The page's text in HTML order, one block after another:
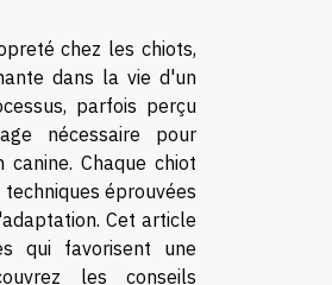
chez les chiots,
dans la vie d'un
parfois perçu
nécessaire pour
Chaque chiot
éprouvées
Cet article
qui favorisent une
les conseils